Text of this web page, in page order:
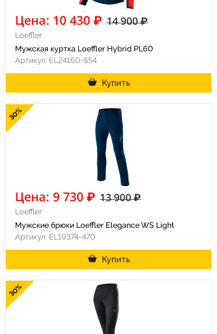
Цена: 10 430 ₽ 14 900 ₽
Loeffler
Мужская куртка Loeffler Hybrid PL60
Артикул: EL24160-554
Купить
30%
Цена: 9 730 ₽ 13 900 ₽
Loeffler
Мужские брюки Loeffler Elegance WS Light
Артикул: EL19374-470
Купить
30%